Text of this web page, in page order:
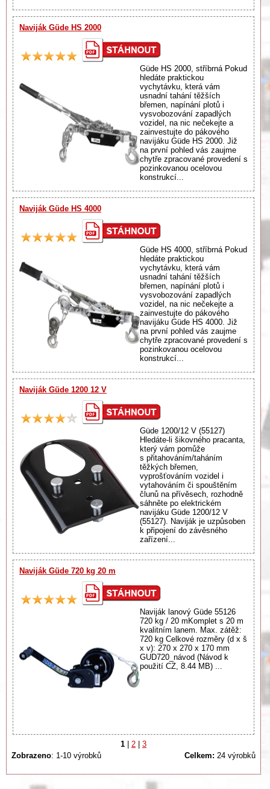
Naviják Güde HS 2000
Güde HS 2000, stříbrná Pokud
hledáte praktickou
vychytávku, která vám
usnadní tahání těžších
břemen, napínání plotů i
vysvobozování zapadlých
vozidel, na nic nečekejte a
zainvestujte do pákového
navijáku Güde HS 2000. Již
na první pohled vás zaujme
chytře zpracované provedení s
pozinkovanou ocelovou
konstrukcí...
Naviják Güde HS 4000
Güde HS 4000, stříbrná Pokud
hledáte praktickou
vychytávku, která vám
usnadní tahání těžších
břemen, napínání plotů i
vysvobozování zapadlých
vozidel, na nic nečekejte a
zainvestujte do pákového
navijáku Güde HS 4000. Již
na první pohled vás zaujme
chytře zpracované provedení s
pozinkovanou ocelovou
konstrukcí...
Naviják Güde 1200 12 V
Güde 1200/12 V (55127)
Hledáte-li šikovného pracanta,
který vám pomůže
s přitahováním/taháním
těžkých břemen,
vyprošťováním vozidel i
vytahováním či spouštěním
člunů na přívěsech, rozhodně
sáhněte po elektrickém
navijáku Güde 1200/12 V
(55127). Naviják je uzpůsoben
k připojení do závěsného
zařízení...
Naviják Güde 720 kg 20 m
Naviják lanový Güde 55126
720 kg / 20 mKomplet s 20 m
kvalitním lanem. Max. zátěž:
720 kg Celkové rozměry (d x š
x v): 270 x 270 x 170 mm
GUD720_návod (Návod k
použití CZ, 8.44 MB) ...
1 | 2 | 3
Zobrazeno: 1-10 výrobků Celkem: 24 výrobků